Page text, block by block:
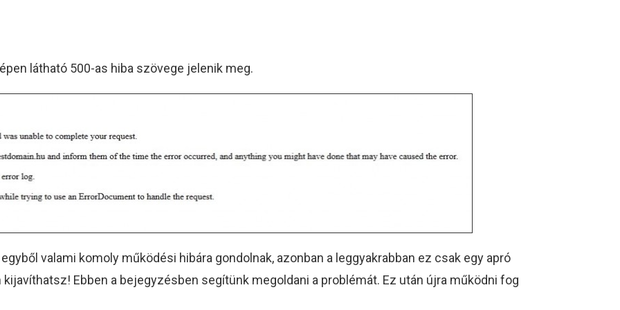
látható 500-as hiba szövege jelenik meg.
valami komoly működési hibára gondolnak, azonban a leggyakrabban ez csak egy apró
Ebben a bejegyzésben segítünk megoldani a problémát. Ez után újra működni fog